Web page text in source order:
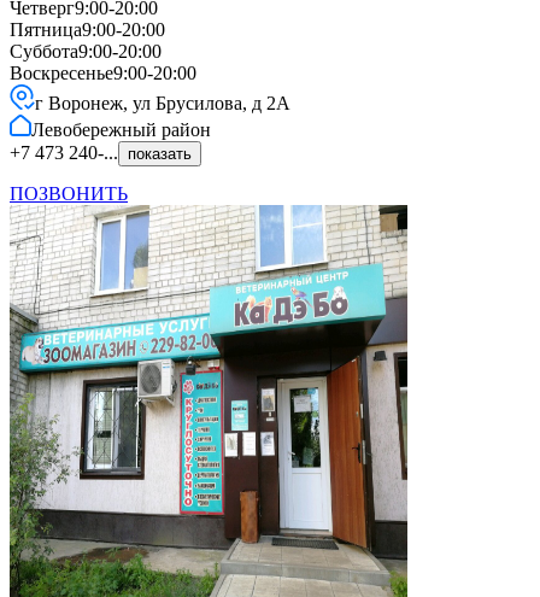
Четверг9:00-20:00
Пятница9:00-20:00
Суббота9:00-20:00
Воскресенье9:00-20:00
г Воронеж, ул Брусилова, д 2А
Левобережный район
+7 473 240-...
показать
ПОЗВОНИТЬ